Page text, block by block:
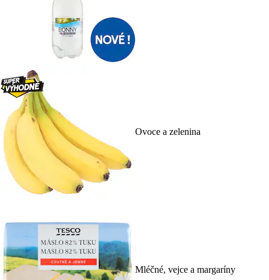
Ovoce a zelenina
Mléčné, vejce a margaríny